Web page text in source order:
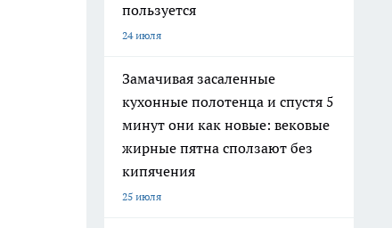
пользуется
24 июля
Замачивая засаленные
кухонные полотенца и спустя 5
минут они как новые: вековые
жирные пятна сползают без
кипячения
25 июля